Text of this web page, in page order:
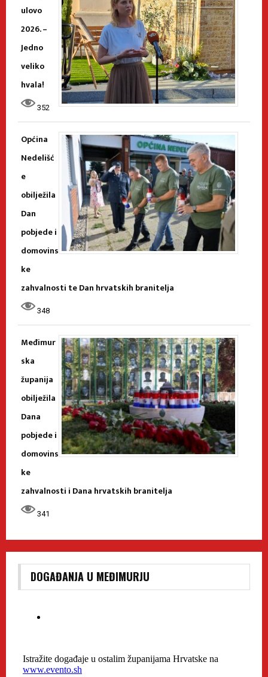
ulovo
2026. –
Jedno
veliko
hvala!
352
Općina
Nedelišć
e
obilježila
Dan
pobjede i
domovins
ke
zahvalnosti te Dan hrvatskih branitelja
348
Međimur
ska
županija
obilježila
Dana
pobjede i
domovins
ke
zahvalnosti i Dana hrvatskih branitelja
341
DOGAĐANJA U MEĐIMURJU